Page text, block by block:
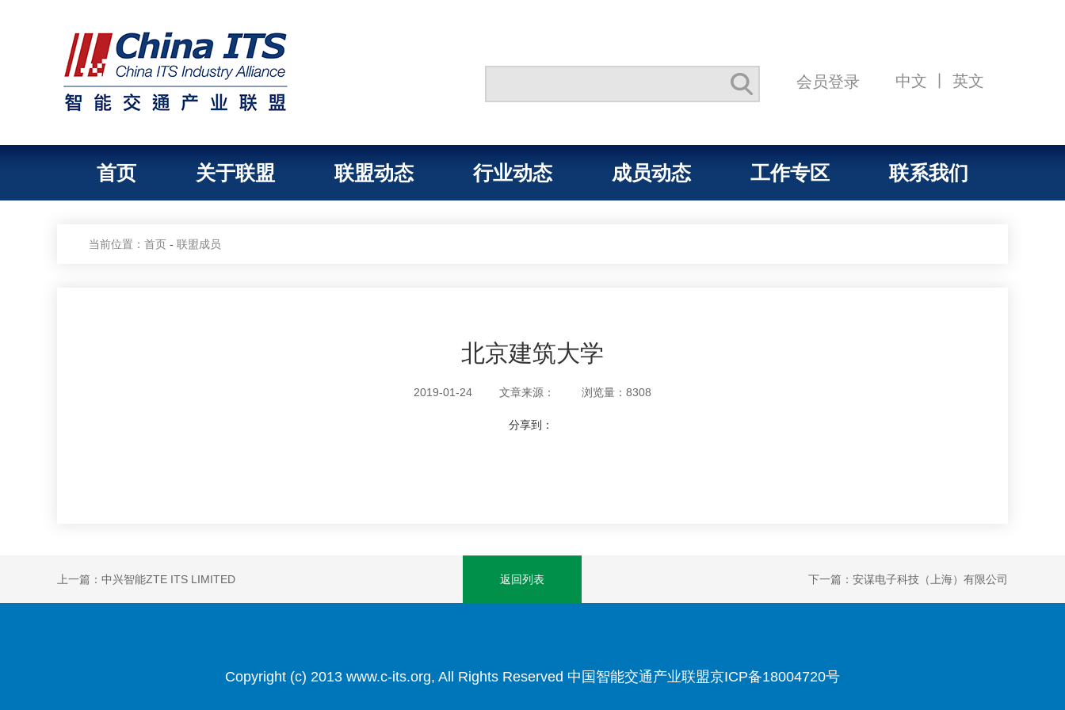
中文 英文
会员登录
首页 关于联盟 联盟动态 行业动态 成员动态 工作专区 联系我们
当前位置： 首页 - 联盟成员
北京建筑大学
2019-01-24 文章来源： 浏览量：8308
分享到：
上一篇：中兴智能ZTE ITS LIMITED 返回列表 下一篇：安谋电子科技（上海）有限公司
Copyright (c) 2013 www.c-its.org, All Rights Reserved 中国智能交通产业联盟京ICP备18004720号